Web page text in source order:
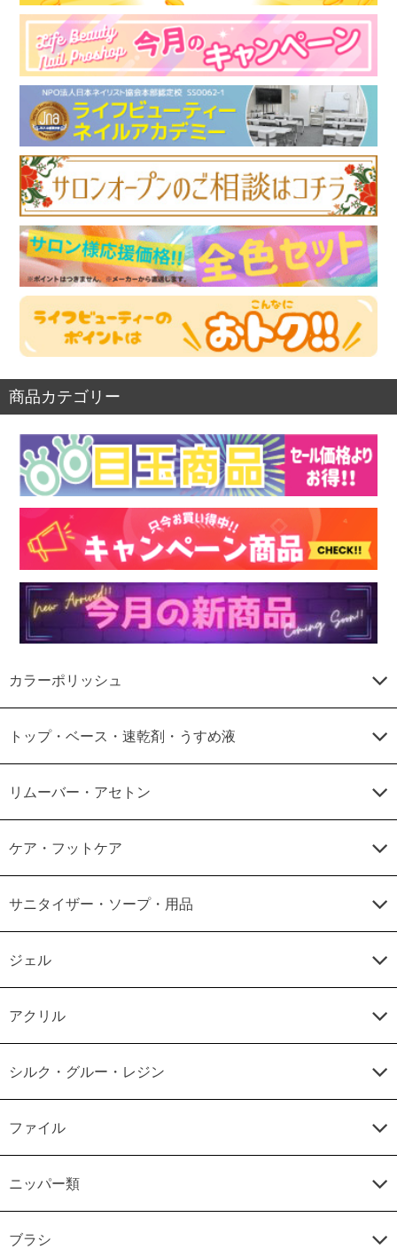
商品カテゴリー
カラーポリッシュ
トップ・ベース・速乾剤・うすめ液
リムーバー・アセトン
ケア・フットケア
サニタイザー・ソープ・用品
ジェル
アクリル
シルク・グルー・レジン
ファイル
ニッパー類
ブラシ